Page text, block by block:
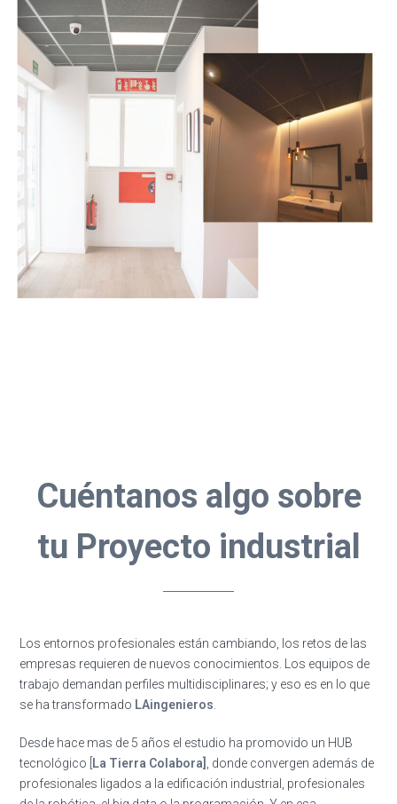
Cuéntanos algo sobre
tu Proyecto industrial
Los entornos profesionales están cambiando, los retos de las
empresas requieren de nuevos conocimientos. Los equipos de
trabajo demandan perfiles multidisciplinares; y eso es en lo que
se ha transformado LAingenieros
Desde hace mas de 5 años el estudio ha promovido un HUB
tecnológico [ La Tierra Colabora]
, donde convergen además de
profesionales ligados a la edificación industrial, profesionales